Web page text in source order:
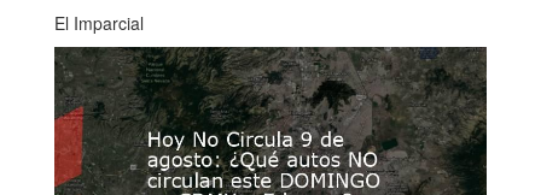
El Imparcial